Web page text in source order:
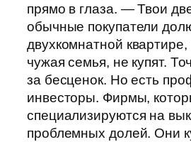
прямо в глаза. — Твои
обычные покупатели
двухкомнатной квартире,
чужая семья, не купят.
за бесценок. Но есть
инвесторы. Фирмы,
специализируются на
проблемных долей. Они